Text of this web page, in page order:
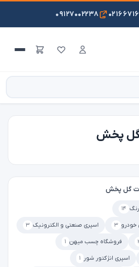
۰۹۱۲۷۰۰۲۲۳۸
گل پخش
گل پخش
۱۴
خودرو ۳ اسپری صنعتی و الکترونیک ۳
فروشگاه چسب میهن ۱
اسپری انژکتور شور ۱